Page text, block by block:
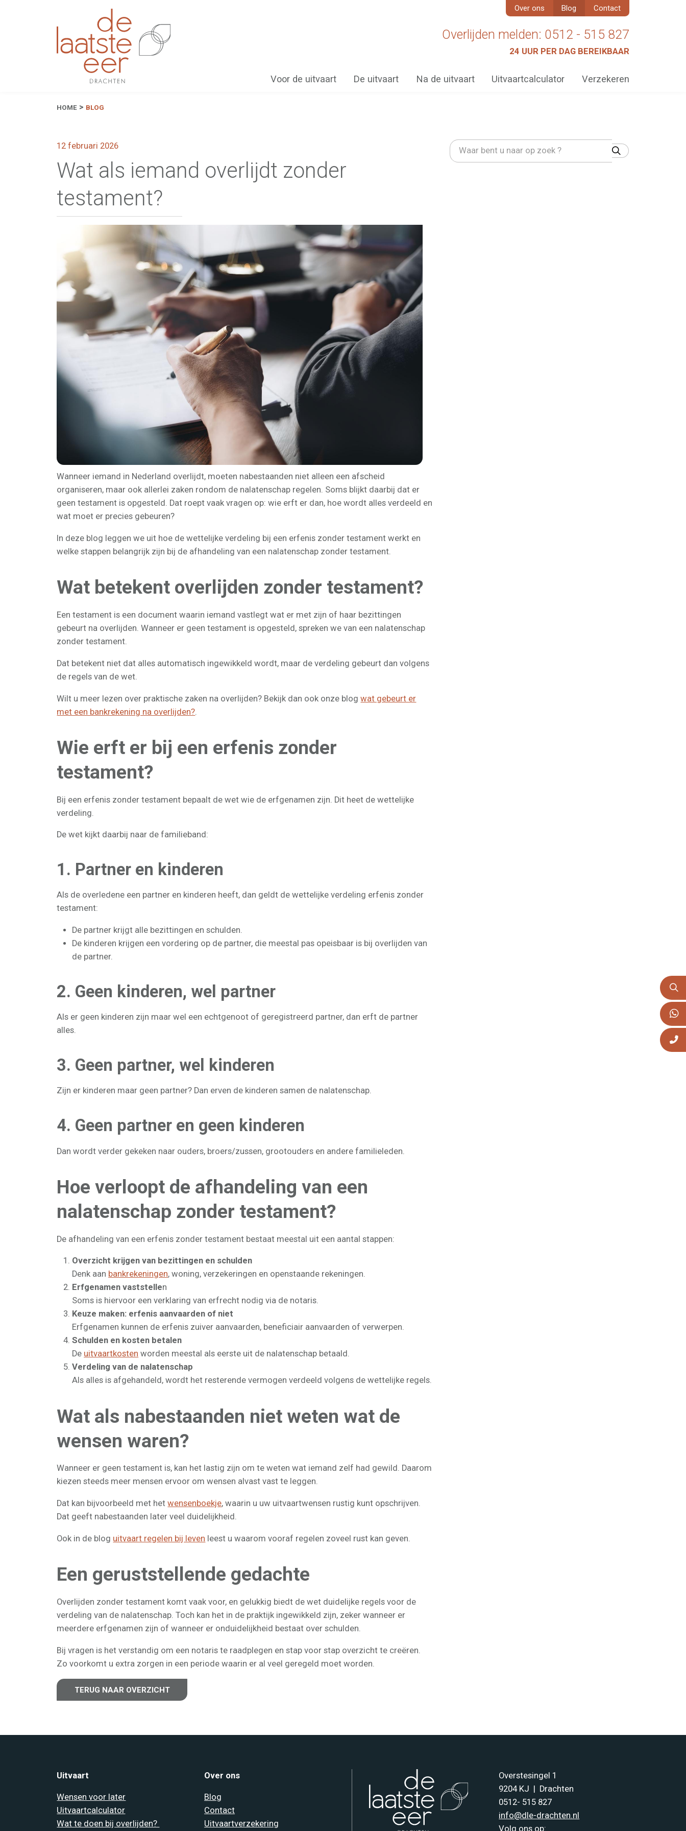
Over ons Blog Contact
Overlijden melden: 0512 - 515 827
24 UUR PER DAG BEREIKBAAR
Voor de uitvaart De uitvaart Na de uitvaart Uitvaartcalculator Verzekeren
HOME BLOG
12 februari 2026
Wat als iemand overlijdt zonder
testament?
Wanneer iemand in Nederland overlijdt, moeten nabestaanden niet alleen een afscheid
organiseren, maar ook allerlei zaken rondom de nalatenschap regelen. Soms blijkt daarbij dat er
geen testament is opgesteld. Dat roept vaak vragen op: wie erft er dan, hoe wordt alles verdeeld en
wat moet er precies gebeuren?
In deze blog leggen we uit hoe de wettelijke verdeling bij een erfenis zonder testament werkt en
welke stappen belangrijk zijn bij de afhandeling van een nalatenschap zonder testament.
Wat betekent overlijden zonder testament?
Een testament is een document waarin iemand vastlegt wat er met zijn of haar bezittingen
gebeurt na overlijden. Wanneer er geen testament is opgesteld, spreken we van een nalatenschap
zonder testament.
Dat betekent niet dat alles automatisch ingewikkeld wordt, maar de verdeling gebeurt dan volgens
de regels van de wet.
Wilt u meer lezen over praktische zaken na overlijden? Bekijk dan ook onze blogwat gebeurt er
met een bankrekening na overlijden?
Wie erft er bij een erfenis zonder
testament?
Bij een erfenis zonder testament bepaalt de wet wie de erfgenamen zijn. Dit heet de wettelijke
verdeling.
De wet kijkt daarbij naar de familieband:
1. Partner en kinderen
Als de overledene een partner en kinderen heeft, dan geldt de wettelijke verdeling erfenis zonder
testament:
De partner krijgt alle bezittingen en schulden.
De kinderen krijgen een vordering op de partner, die meestal pas opeisbaar is bij overlijden van
de partner.
2. Geen kinderen, wel partner
Als er geen kinderen zijn maar wel een echtgenoot of geregistreerd partner, dan erft de partner
alles.
3. Geen partner, wel kinderen
Zijn er kinderen maar geen partner? Dan erven de kinderen samen de nalatenschap.
4. Geen partner en geen kinderen
Dan wordt verder gekeken naar ouders, broers/zussen, grootouders en andere familieleden.
Hoe verloopt de afhandeling van een
nalatenschap zonder testament?
De afhandeling van een erfenis zonder testament bestaat meestal uit een aantal stappen:
Overzicht krijgen van bezittingen en schulden
Denk aan bankrekeningen, woning, verzekeringen en openstaande rekeningen.
Erfgenamen vaststellen
Soms is hiervoor een verklaring van erfrecht nodig via de notaris.
Keuze maken: erfenis aanvaarden of niet
Erfgenamen kunnen de erfenis zuiver aanvaarden, beneficiair aanvaarden of verwerpen.
Schulden en kosten betalen
De uitvaartkosten worden meestal als eerste uit de nalatenschap betaald.
Verdeling van de nalatenschap
Als alles is afgehandeld, wordt het resterende vermogen verdeeld volgens de wettelijke regels.
Wat als nabestaanden niet weten wat de
wensen waren?
Wanneer er geen testament is, kan het lastig zijn om te weten wat iemand zelf had gewild. Daarom
kiezen steeds meer mensen ervoor om wensen alvast vast te leggen.
Dat kan bijvoorbeeld met hetwensenboekje, waarin u uw uitvaartwensen rustig kunt opschrijven.
Dat geeft nabestaanden later veel duidelijkheid.
Ook in de blog uitvaart regelen bij leven leest u waarom vooraf regelen zoveel rust kan geven.
Een geruststellende gedachte
Overlijden zonder testament komt vaak voor, en gelukkig biedt de wet duidelijke regels voor de
verdeling van de nalatenschap. Toch kan het in de praktijk ingewikkeld zijn, zeker wanneer er
meerdere erfgenamen zijn of wanneer er onduidelijkheid bestaat over schulden.
Bij vragen is het verstandig om een notaris te raadplegen en stap voor stap overzicht te creëren.
Zo voorkomt u extra zorgen in een periode waarin er al veel geregeld moet worden.
TERUG NAAR OVERZICHT
Uitvaart
Wensen voor later
Uitvaartcalculator
Wat te doen bij overlijden?
Over ons
Blog
Contact
Uitvaartverzekering
Overstesingel 1
9204 KJ | Drachten
0512- 515 827
info@dle-drachten.nl
Volg ons op: